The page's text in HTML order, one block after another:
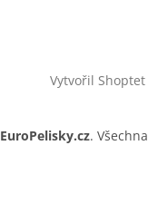
Vytvořil Shoptet
EuroPelisky.cz.